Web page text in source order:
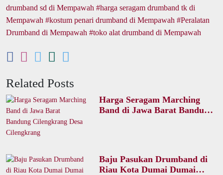
drumband sd di Mempawah
harga seragam drumband tk di
Mempawah
kostum penari drumband di Mempawah
Peralatan
Drumband di Mempawah
toko alat drumband di Mempawah
Related Posts
Harga Seragam Marching
Band di Jawa Barat Bandung
Baju Pasukan Drumband di
Riau Kota Dumai Dumai